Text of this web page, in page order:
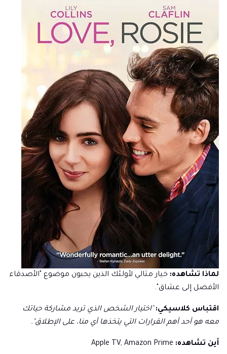
لماذا تشاهده: خيار مثالي لأولئك الذين يحبون موضوع "الأصدقاء
الأفضل إلى عشاق".
اقتباس كلاسيكي: "اختيار الشخص الذي تريد مشاركة حياتك
معه هو أحد أهم القرارات التي يتخذها أي منا، على الإطلاق".
أين تشاهده: